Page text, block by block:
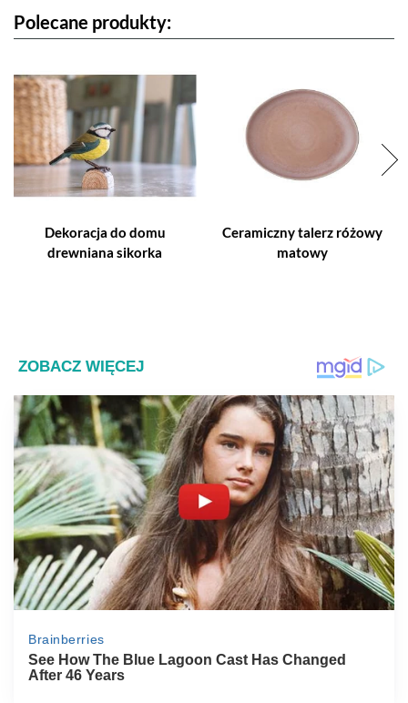
Polecane produkty:
Dekoracja do domu
drewniana sikorka
Ceramiczny talerz różowy
matowy